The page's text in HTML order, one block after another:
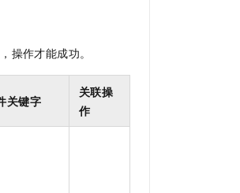
操作才能成功。
关键字
关联操
作